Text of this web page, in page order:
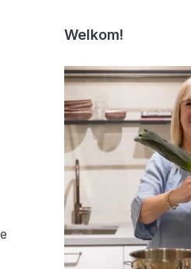
Welkom!